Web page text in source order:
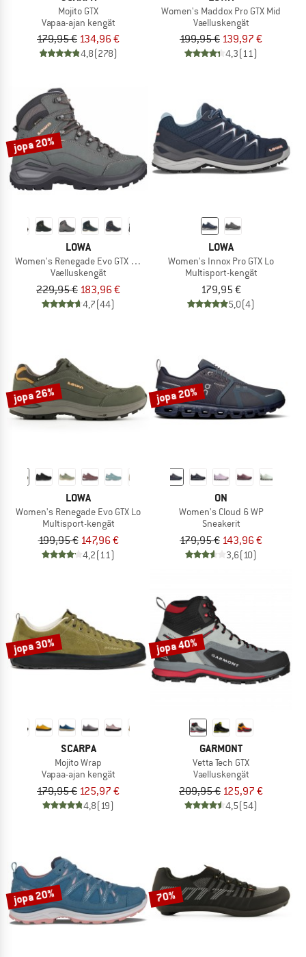
Mojito GTX
Vapaa-ajan kengät
179,95 € 134,96 €
4,8(278)
Women's Maddox Pro GTX Mid
Vaelluskengät
199,95 € 139,97 €
4,3(11)
jopa 20%
LOWA
Women's Renegade Evo GTX Mid
Vaelluskengät
229,95 € 183,96 €
4,7(44)
LOWA
Women's Innox Pro GTX Lo
Multisport-kengät
179,95 €
5,0(4)
jopa 26%
LOWA
Women's Renegade Evo GTX Lo
Multisport-kengät
199,95 € 147,96 €
4,2(11)
jopa 20%
ON
Women's Cloud 6 WP
Sneakerit
179,95 € 143,96 €
3,6(10)
jopa 30%
SCARPA
Mojito Wrap
Vapaa-ajan kengät
179,95 € 125,97 €
4,8(19)
jopa 40%
GARMONT
Vetta Tech GTX
Vaelluskengät
209,95 € 125,97 €
4,5(54)
jopa 20% 70%